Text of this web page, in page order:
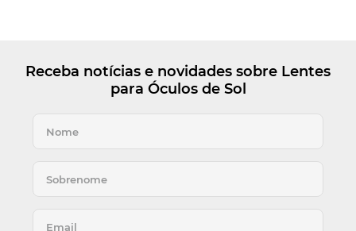
Receba notícias e novidades sobre Lentes
para Óculos de Sol